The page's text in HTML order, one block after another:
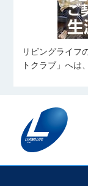
リビングライフ
トクラブ」へは